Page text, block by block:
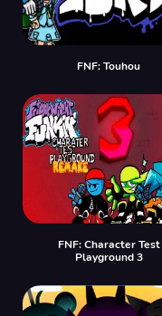
FNF: Touhou
FNF: Character Test
Playground 3